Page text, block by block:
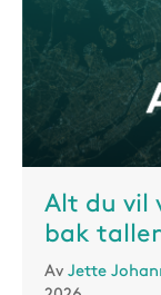
Alt du vil
bak
Av Jette